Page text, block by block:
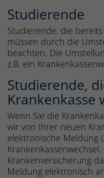
Studierende
Studierende, die
müssen durch die
beachten. Die
z.B. ein
Studierende,
Krankenkasse
Wenn Sie die
wir von Ihrer neuen
elektronische Meldung
Krankenversicherung
Meldung elektronisch